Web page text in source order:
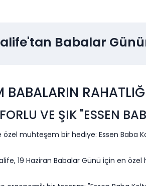
Babalar
BABALARIN
VE ŞIK "ESSEN
muhteşem bir hediye: Essen Baba
19 Haziran Babalar Günü için en